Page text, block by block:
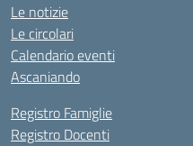
Le notizie
Le circolari
Calendario eventi
Ascaniando
Registro Famiglie
Registro Docenti